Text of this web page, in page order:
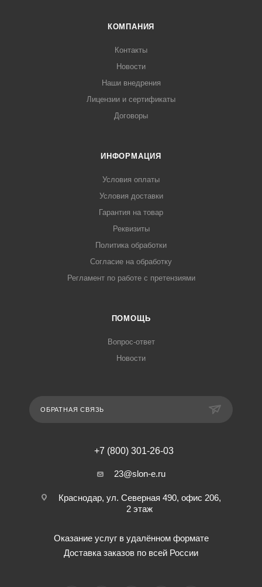
КОМПАНИЯ
Контакты
Новости
Наши внедрения
Лицензии и сертификаты
Договоры
ИНФОРМАЦИЯ
Условия оплаты
Условия доставки
Гарантия на товар
Реквизиты
Политика обработки
Согласие на обработку
Регламент по работе с претензиями
ПОМОЩЬ
Вопрос-ответ
Новости
ОБРАТНАЯ СВЯЗЬ
+7 (800) 301-26-03
23@slon-e.ru
Краснодар, ул. Северная 490, офис 206,
2 этаж
Оказание услуг в удалённом формате
Доставка заказов по всей России